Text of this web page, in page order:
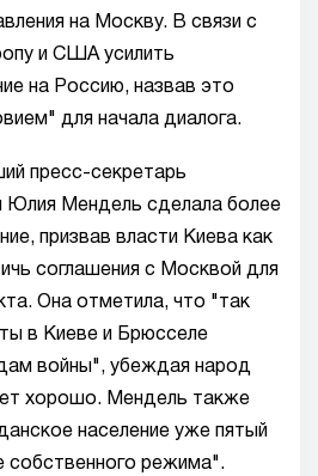
на Москву. В связи с
и США усилить
на Россию, назвав это
для начала диалога.
пресс-секретарь
Юлия Мендель сделала более
призвав власти Киева как
соглашения с Москвой для
Она отметила, что "так
в Киеве и Брюсселе
войны", убеждая народ
хорошо. Мендель также
население уже пятый
собственного режима".